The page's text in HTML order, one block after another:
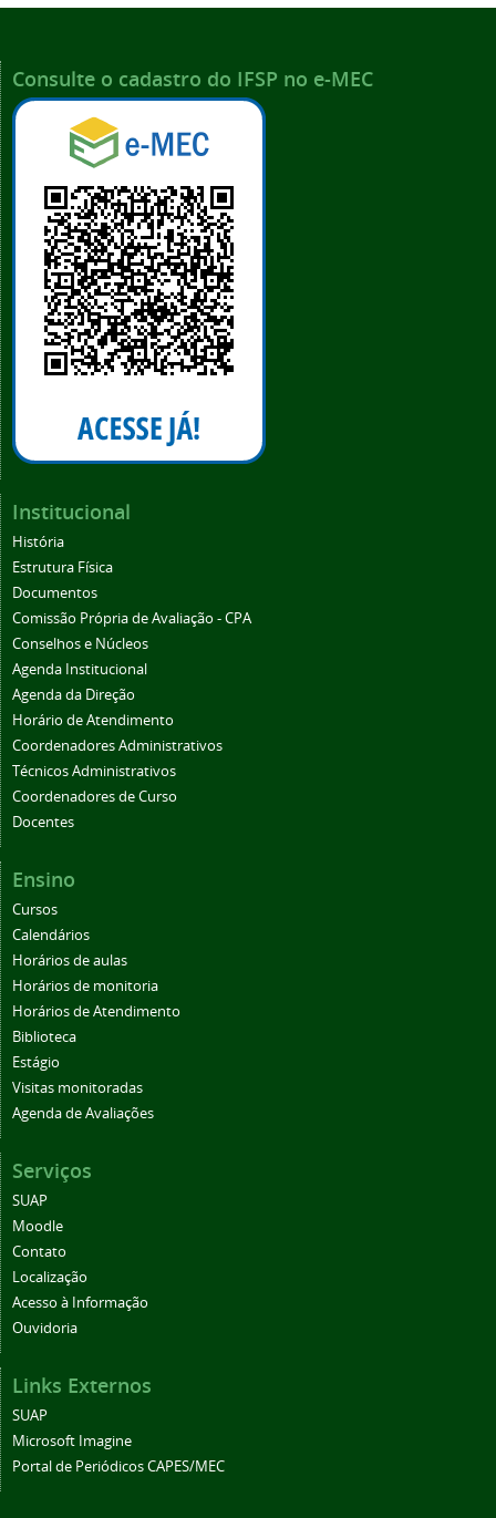
Consulte o cadastro do IFSP no e-MEC
Institucional
História
Estrutura Física
Documentos
Comissão Própria de Avaliação - CPA
Conselhos e Núcleos
Agenda Institucional
Agenda da Direção
Horário de Atendimento
Coordenadores Administrativos
Técnicos Administrativos
Coordenadores de Curso
Docentes
Ensino
Cursos
Calendários
Horários de aulas
Horários de monitoria
Horários de Atendimento
Biblioteca
Estágio
Visitas monitoradas
Agenda de Avaliações
Serviços
SUAP
Moodle
Contato
Localização
Acesso à Informação
Ouvidoria
Links Externos
SUAP
Microsoft Imagine
Portal de Periódicos CAPES/MEC